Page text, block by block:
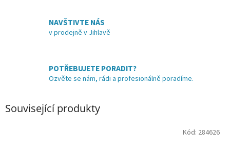
NAVŠTIVTE NÁS
v prodejně v Jihlavě
POTŘEBUJETE PORADIT?
Ozvěte se nám, rádi a profesionálně poradíme.
Související produkty
Kód: 284626